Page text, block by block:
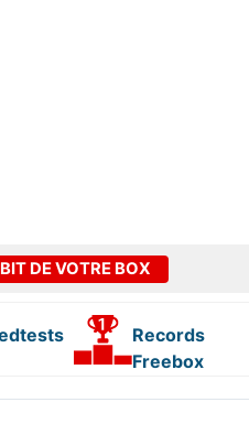
DE VOTRE BOX
Records
Freebox